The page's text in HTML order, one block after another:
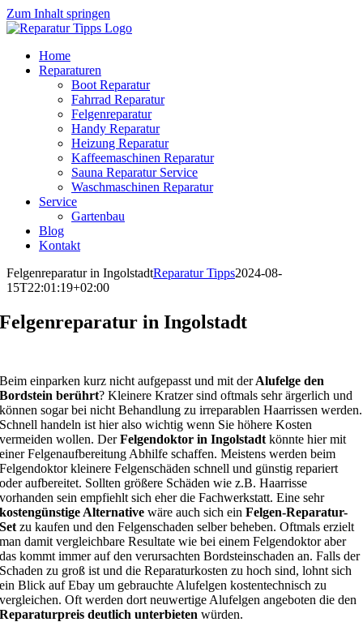
Zum Inhalt springen
Home
Reparaturen
Boot Reparatur
Fahrrad Reparatur
Felgenreparatur
Handy Reparatur
Heizung Reparatur
Kaffeemaschinen Reparatur
Sauna Reparatur Service
Waschmaschinen Reparatur
Service
Gartenbau
Blog
Kontakt
Felgenreparatur in IngolstadtReparatur Tipps2024-08-
15T22:01:19+02:00
Felgenreparatur in Ingolstadt
Beim einparken kurz nicht aufgepasst und mit derAlufelge den
Bordstein berührt? Kleinere Kratzer sind oftmals sehr ärgerlich und
können sogar bei nicht Behandlung zu irreparablen Haarrissen werden.
Schnell handeln ist hier also wichtig wenn Sie höhere Kosten
vermeiden wollen. DerFelgendoktor in Ingolstadt könnte hier mit
einer Felgenaufbereitung Abhilfe schaffen. Meistens werden beim
Felgendoktor kleinere Felgenschäden schnell und günstig repariert
oder aufbereitet. Sollten größere Schäden wie z.B. Haarrisse
vorhanden sein empfiehlt sich eher die Fachwerkstatt. Eine sehr
kostengünstige Alternative wäre auch sich einFelgen-Reparatur-
Set zu kaufen und den Felgenschaden selber beheben. Oftmals erzielt
man damit vergleichbare Resultate wie bei einem Felgendoktor aber
das kommt immer auf den verursachten Bordsteinschaden an. Falls der
Schaden zu groß ist und die Reparaturkosten zu hoch sind, lohnt sich
ein Blick auf Ebay um gebrauchte Alufelgen kostentechnisch zu
vergleichen. Oft werden dort neuwertige Alufelgen angeboten die den
Reparaturpreis deutlich unterbieten würden.